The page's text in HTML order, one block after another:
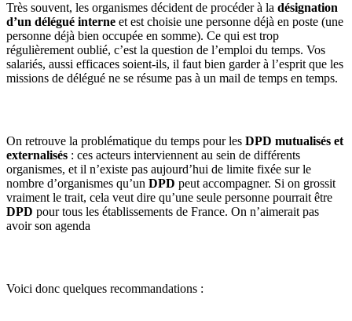
Très souvent, les organismes décident de procéder à la désignation
d’un délégué interne et est choisie une personne déjà en poste (une
personne déjà bien occupée en somme). Ce qui est trop
régulièrement oublié, c’est la question de l’emploi du temps. Vos
salariés, aussi efficaces soient-ils, il faut bien garder à l’esprit que les
missions de délégué ne se résume pas à un mail de temps en temps.
On retrouve la problématique du temps pour les DPD mutualisés et
externalisés : ces acteurs interviennent au sein de différents
organismes, et il n’existe pas aujourd’hui de limite fixée sur le
nombre d’organismes qu’un DPD peut accompagner. Si on grossit
vraiment le trait, cela veut dire qu’une seule personne pourrait être
DPD pour tous les établissements de France. On n’aimerait pas
avoir son agenda
Voici donc quelques recommandations :